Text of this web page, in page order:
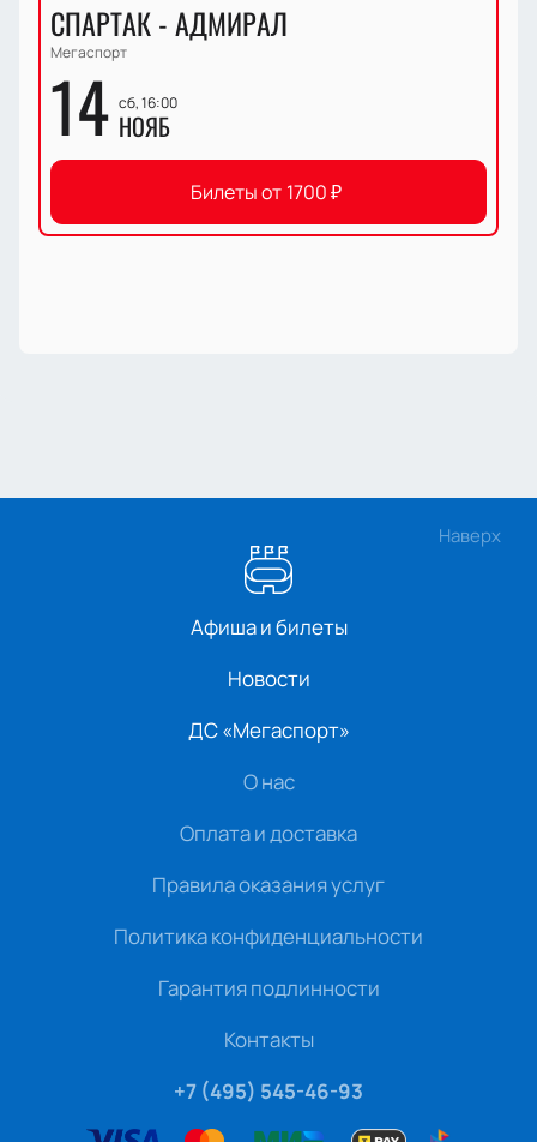
СПАРТАК - АДМИРАЛ
Мегаспорт
14 сб, 16:00
НОЯБ
Билеты от 1700₽
Наверх
Афиша и билеты
Новости
ДС «Мегаспорт»
О нас
Оплата и доставка
Правила оказания услуг
Политика конфиденциальности
Гарантия подлинности
Контакты
+7 (495) 545-46-93